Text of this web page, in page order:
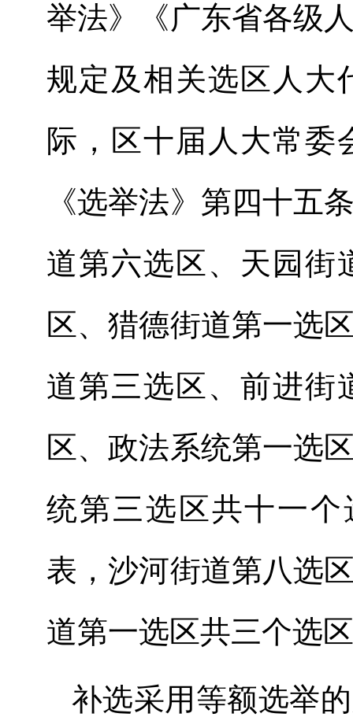
举法》《广东省各级
规定及相关选区人大
际，区十届人大常委
《选举法》第四十五
道第六选区、天园街
区、猎德街道第一选
道第三选区、前进街
区、政法系统第一选
统第三选区共十一个
表，沙河街道第八选
道第一选区共三个选
补选采用等额选举